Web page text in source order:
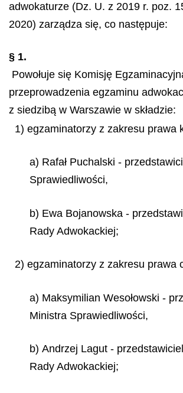
adwokaturze (Dz. U. z 2019 r. poz.
2020) zarządza się, co następuje:
§ 1.
Powołuje się Komisję
przeprowadzenia egzaminu
z siedzibą w Warszawie w składzie:
1) egzaminatorzy z zakresu prawa
a) Rafał Puchalski -
Sprawiedliwości,
b) Ewa Bojanowska -
Rady Adwokackiej;
2) egzaminatorzy z zakresu prawa
a) Maksymilian Wesołowski -
Ministra Sprawiedliwości,
b) Andrzej Lagut -
Rady Adwokackiej;